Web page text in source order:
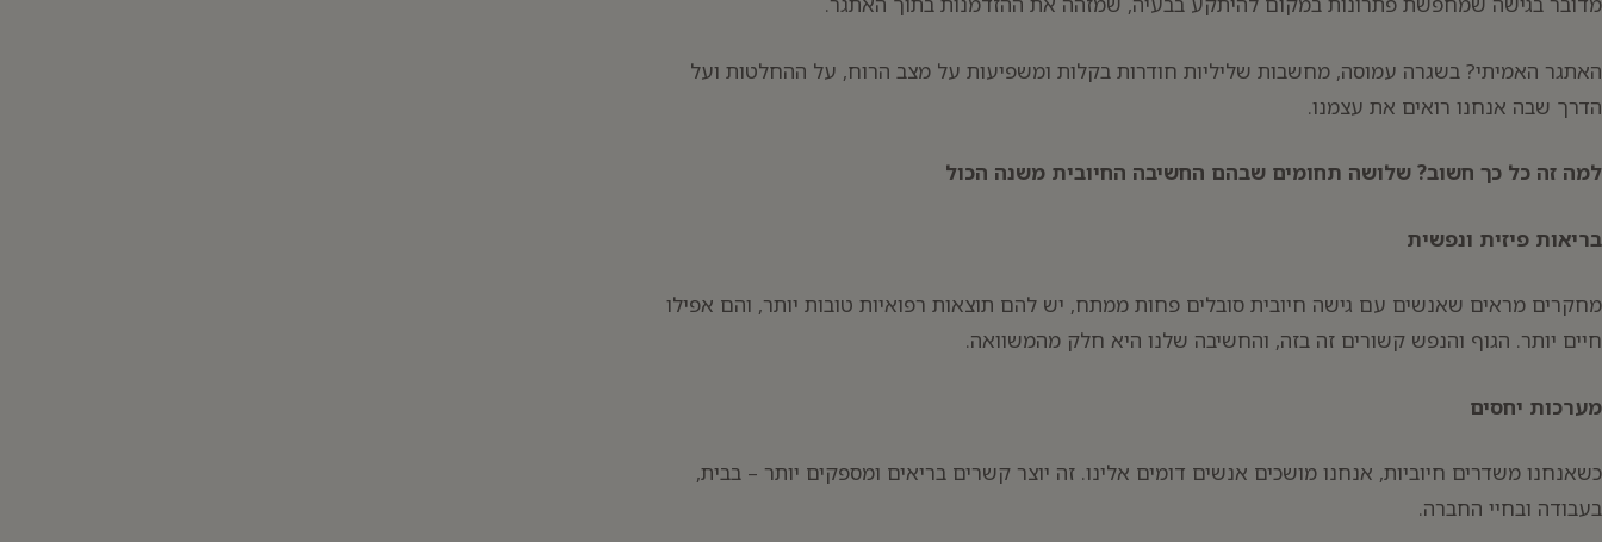
האתגר האמיתי? בשגרה עמוסה, מחשבות שליליות חודרות בקלות ומשפיעות על מצב הרוח, על ההחלטות ועל
הדרך שבה אנחנו רואים את עצמנו.
למה זה כל כך חשוב? שלושה תחומים שבהם החשיבה החיובית משנה הכול
בריאות פיזית ונפשית
מחקרים מראים שאנשים עם גישה חיובית סובלים פחות ממתח, יש להם תוצאות רפואיות טובות יותר, והם אפילו
חיים יותר. הגוף והנפש קשורים זה בזה, והחשיבה שלנו היא חלק מהמשוואה.
מערכות יחסים
כשאנחנו משדרים חיוביות, אנחנו מושכים אנשים דומים אלינו. זה יוצר קשרים בריאים ומספקים יותר – בבית,
בעבודה ובחיי החברה.